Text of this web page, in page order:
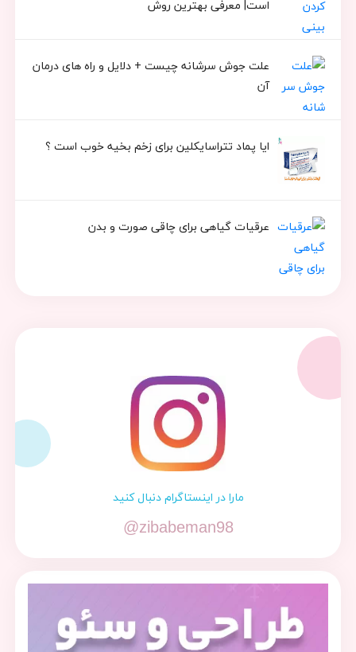
است| معرفی بهترین روش
علت جوش سرشانه چیست + دلایل و راه های درمان
آن
ایا پماد تتراسایکلین برای زخم بخیه خوب است ؟
عرقیات گیاهی برای چاقی صورت و بدن
مارا در اینستاگرام دنبال کنید
@zibabeman98